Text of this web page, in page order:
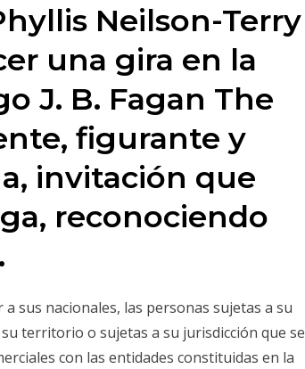
Neilson-Terry
una gira en la
J. B. Fagan The
figurante y
invitación que
reconociendo
sus nacionales, las personas sujetas a su
territorio o sujetas a su jurisdicción que se
con las entidades constituidas en la